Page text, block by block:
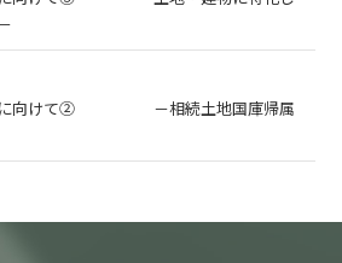
消に向けて➁ －相続土地国庫帰属